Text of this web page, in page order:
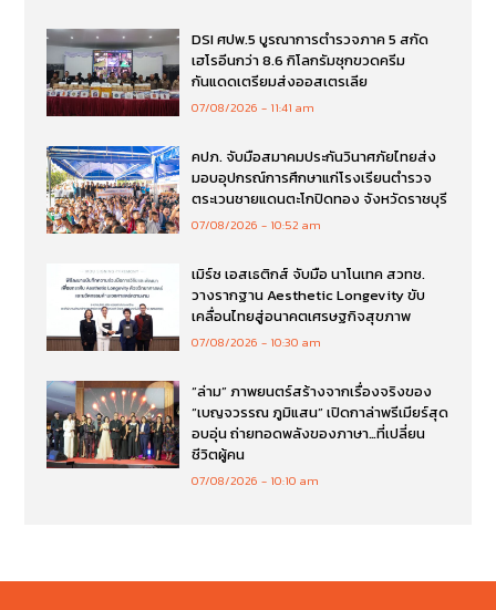
DSI ศปพ.5 บูรณาการตำรวจภาค 5 สกัด
เฮโรอีนกว่า 8.6 กิโลกรัมซุกขวดครีม
กันแดดเตรียมส่งออสเตรเลีย
07/08/2026 11:41 am
คปภ. จับมือสมาคมประกันวินาศภัยไทยส่ง
มอบอุปกรณ์การศึกษาแก่โรงเรียนตำรวจ
ตระเวนชายแดนตะโกปิดทอง จังหวัดราชบุรี
07/08/2026 10:52 am
เมิร์ซ เอสเธติกส์ จับมือ นาโนเทค สวทช.
วางรากฐาน Aesthetic Longevity ขับ
เคลื่อนไทยสู่อนาคตเศรษฐกิจสุขภาพ
07/08/2026 10:30 am
“ล่าม” ภาพยนตร์สร้างจากเรื่องจริงของ
“เบญจวรรณ ภูมิแสน” เปิดกาล่าพรีเมียร์สุด
อบอุ่น ถ่ายทอดพลังของภาษา…ที่เปลี่ยน
ชีวิตผู้คน
07/08/2026 10:10 am